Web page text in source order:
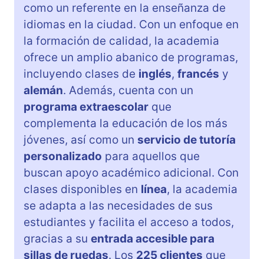
como un referente en la enseñanza de
idiomas en la ciudad. Con un enfoque en
la formación de calidad, la academia
ofrece un amplio abanico de programas,
incluyendo clases de inglés, francés y
alemán. Además, cuenta con un
programa extraescolar que
complementa la educación de los más
jóvenes, así como un servicio de tutoría
personalizado para aquellos que
buscan apoyo académico adicional. Con
clases disponibles en línea, la academia
se adapta a las necesidades de sus
estudiantes y facilita el acceso a todos,
gracias a su entrada accesible para
sillas de ruedas. Los 225 clientes que